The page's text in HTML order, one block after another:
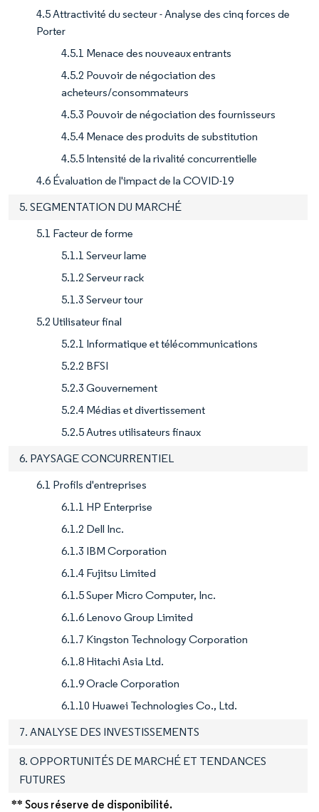
4.5 Attractivité du secteur - Analyse des cinq forces de
Porter
4.5.1 Menace des nouveaux entrants
4.5.2 Pouvoir de négociation des
acheteurs/consommateurs
4.5.3 Pouvoir de négociation des fournisseurs
4.5.4 Menace des produits de substitution
4.5.5 Intensité de la rivalité concurrentielle
4.6 Évaluation de l'impact de la COVID-19
5. SEGMENTATION DU MARCHÉ
5.1 Facteur de forme
5.1.1 Serveur lame
5.1.2 Serveur rack
5.1.3 Serveur tour
5.2 Utilisateur final
5.2.1 Informatique et télécommunications
5.2.2 BFSI
5.2.3 Gouvernement
5.2.4 Médias et divertissement
5.2.5 Autres utilisateurs finaux
6. PAYSAGE CONCURRENTIEL
6.1 Profils d'entreprises
6.1.1 HP Enterprise
6.1.2 Dell Inc.
6.1.3 IBM Corporation
6.1.4 Fujitsu Limited
6.1.5 Super Micro Computer, Inc.
6.1.6 Lenovo Group Limited
6.1.7 Kingston Technology Corporation
6.1.8 Hitachi Asia Ltd.
6.1.9 Oracle Corporation
6.1.10 Huawei Technologies Co., Ltd.
7. ANALYSE DES INVESTISSEMENTS
8. OPPORTUNITÉS DE MARCHÉ ET TENDANCES
FUTURES
** Sous réserve de disponibilité.